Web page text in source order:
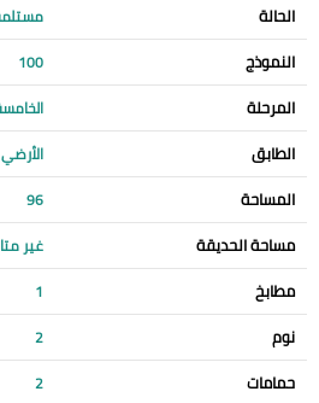
الحالة
النموذج 100
المرحلة
الطابق الأرضي
المساحة 96
مساحة الحديقة غير
مطابخ 1
نوم 2
حمامات 2